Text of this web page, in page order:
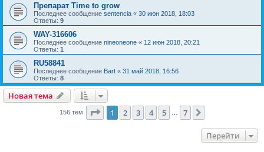
Препарат Time to grow
Последнее сообщение sentencia « 30 июн 2018, 18:03
Ответы: 9
WAY-316606
Последнее сообщение nineoneone « 12 июн 2018, 20:21
Ответы: 1
RU58841
Последнее сообщение Bart « 31 май 2018, 16:56
Ответы: 8
Новая тема
156 тем Страница из
1 2 3 4 5 7
Перейти